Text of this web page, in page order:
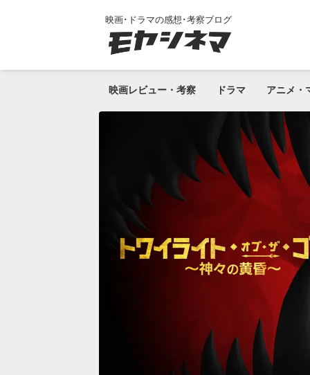
映画･ドラマの感想･考察ブログ
映画レビュー・考察 ドラマ アニメ・